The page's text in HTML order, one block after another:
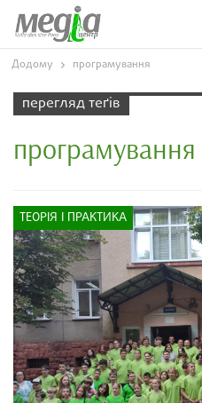
Додому програмування
перегляд теґів
програмування
ТЕОРІЯ І ПРАКТИКА